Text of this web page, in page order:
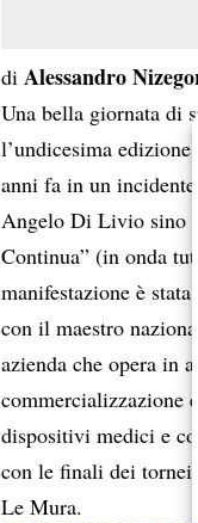
di Alessandro
Una bella giornata di
l’undicesima edizione
anni fa in un
Angelo Di Livio sino
Continua” (in onda
manifestazione è
con il maestro
azienda che opera in
commercializzazione
dispositivi medici e
con le finali dei tornei
Le Mura.